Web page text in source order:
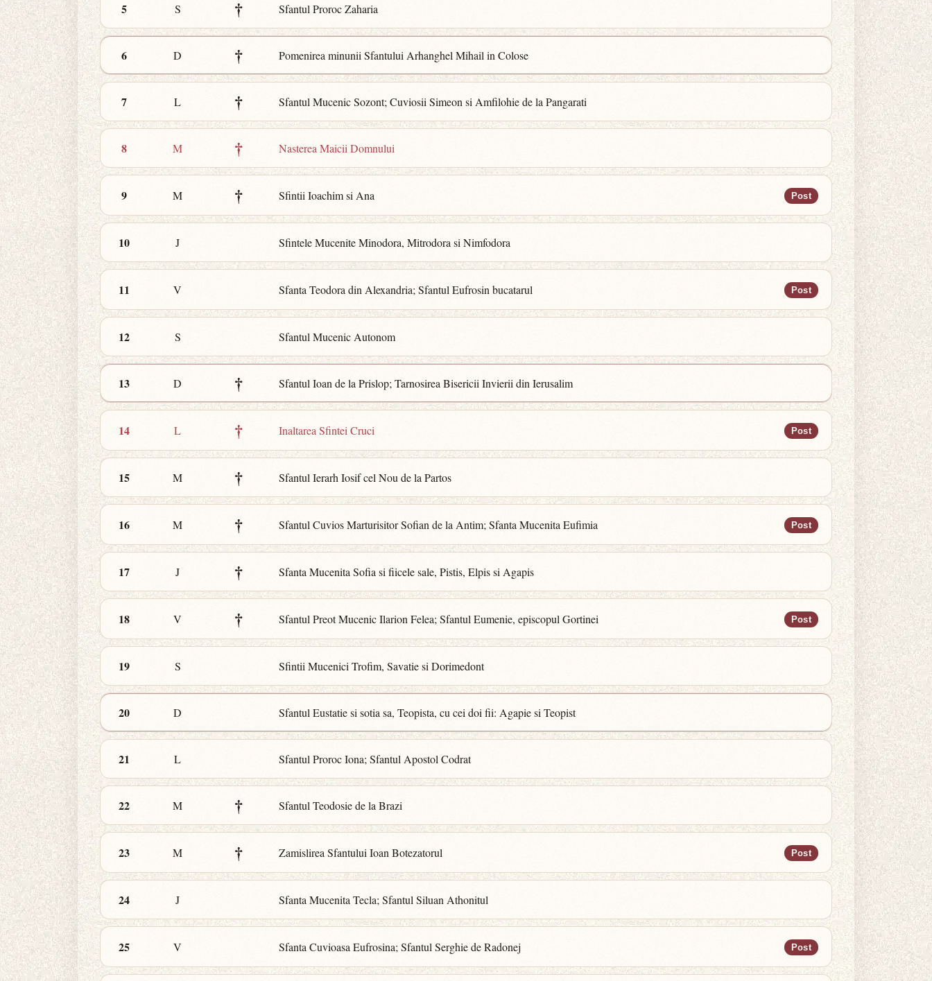
5 S † Sfantul Proroc Zaharia
6 D † Pomenirea minunii Sfantului Arhanghel Mihail in Colose
7 L † Sfantul Mucenic Sozont; Cuviosii Simeon si Amfilohie de la Pangarati
8 M † Nasterea Maicii Domnului
9 M † Sfintii Ioachim si Ana Post
10 J Sfintele Mucenite Minodora, Mitrodora si Nimfodora
11 V Sfanta Teodora din Alexandria; Sfantul Eufrosin bucatarul Post
12 S Sfantul Mucenic Autonom
13 D † Sfantul Ioan de la Prislop; Tarnosirea Bisericii Invierii din Ierusalim
14 L † Inaltarea Sfintei Cruci Post
15 M † Sfantul Ierarh Iosif cel Nou de la Partos
16 M † Sfantul Cuvios Marturisitor Sofian de la Antim; Sfanta Mucenita Eufimia Post
17 J † Sfanta Mucenita Sofia si fiicele sale, Pistis, Elpis si Agapis
18 V † Sfantul Preot Mucenic Ilarion Felea; Sfantul Eumenie, episcopul Gortinei Post
19 S Sfintii Mucenici Trofim, Savatie si Dorimedont
20 D Sfantul Eustatie si sotia sa, Teopista, cu cei doi fii: Agapie si Teopist
21 L Sfantul Proroc Iona; Sfantul Apostol Codrat
22 M † Sfantul Teodosie de la Brazi
23 M † Zamislirea Sfantului Ioan Botezatorul Post
24 J Sfanta Mucenita Tecla; Sfantul Siluan Athonitul
25 V Sfanta Cuvioasa Eufrosina; Sfantul Serghie de Radonej Post